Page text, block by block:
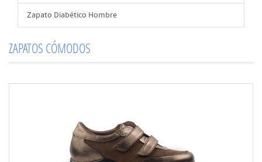
Zapato Diabético Hombre
ZAPATOS CÓMODOS